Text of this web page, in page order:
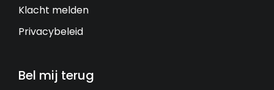
Klacht melden
Privacybeleid
Bel mij terug